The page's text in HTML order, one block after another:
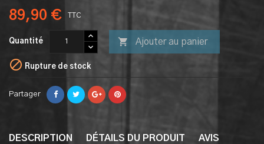
89,90 € TTC
Quantité  Ajouter au panier
 Rupture de stock
Partager
DESCRIPTION DÉTAILS DU PRODUIT AVIS